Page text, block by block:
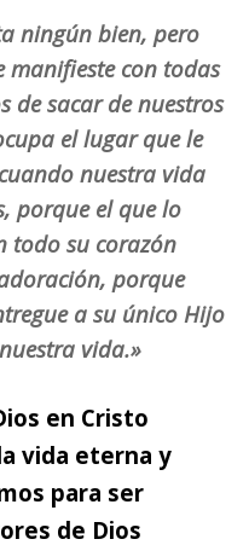
ningún bien, pero
manifieste con todas
de sacar de nuestros
el lugar que le
nuestra vida
porque el que lo
todo su corazón
porque
a su único Hijo
vida.»
en Cristo
vida eterna y
para ser
de Dios